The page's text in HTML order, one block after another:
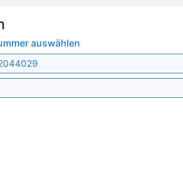
auswählen